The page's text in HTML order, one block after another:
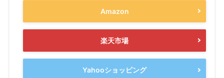
Amazon
楽天市場
Yahooショッピング